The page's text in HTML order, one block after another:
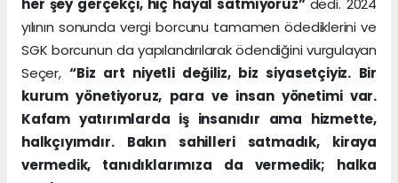
yılının sonunda vergi borcunu tamamen ödediklerini ve
SGK borcunun da yapılandırılarak ödendiğini vurgulayan
Seçer,“Biz art niyetli değiliz, biz siyasetçiyiz. Bir
kurum yönetiyoruz, para ve insan yönetimi var.
Kafam yatırımlarda iş insanıdır ama hizmette,
halkçıyımdır. Bakın sahilleri satmadık, kiraya
vermedik, tanıdıklarımıza da vermedik; halka